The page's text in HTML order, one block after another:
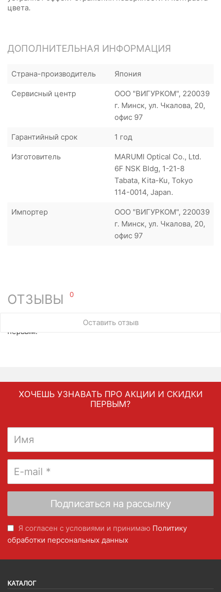
цвета.
ДОПОЛНИТЕЛЬНАЯ ИНФОРМАЦИЯ
Страна-производитель Япония
Сервисный центр
ООО "ВИГУРКОМ", 220039
г. Минск, ул. Чкалова, 20,
офис 97
Гарантийный срок 1 год
Изготовитель
MARUMI Optical Co., Ltd.
6F NSK Bldg, 1-21-8
Tabata, Kita-Ku, Tokyo
114-0014, Japan.
Импортер
ООО "ВИГУРКОМ", 220039
г. Минск, ул. Чкалова, 20,
офис 97
ОТЗЫВЫ 0
Оставить отзыв
У этого товара нет ни одного отзыва. Вы можете стать
первым.
ХОЧЕШЬ УЗНАВАТЬ ПРО АКЦИИ И СКИДКИ
ПЕРВЫМ?
Я согласен с условиями и принимаю Политику
обработки персональных данных
КАТАЛОГ